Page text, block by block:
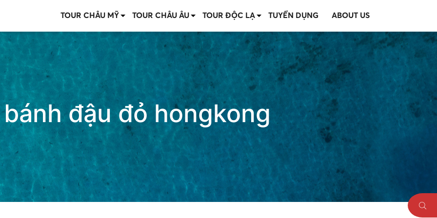
TOUR CHÂU MỸ TOUR CHÂU ÂU TOUR ĐỘC LẠ TUYỂN DỤNG ABOUT US
bánh đậu đỏ hongkong